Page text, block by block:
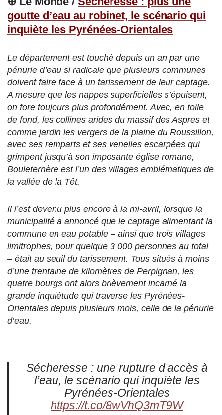
goutte d’eau au robinet, le scénario qui
inquiète les Pyrénées-Orientales
Le département est touché depuis un an par une
pénurie d’eau si radicale que plusieurs communes
doivent faire face à un tarissement de leur captage.
A mesure que les nappes superficielles s’épuisent,
on fore toujours plus profondément. Avec, en toile
de fond, les collines arides du massif des Aspres et
comme jardin les vergers de la plaine du Roussillon,
avec ses remparts et ses venelles escarpées qui
grimpent jusqu’à son imposante église romane,
Bouleternère est l’un des villages emblématiques de
la vallée de la Têt.
Il l’est devenu plus encore à la mi-avril, lorsque la
municipalité a annoncé que le captage alimentant la
commune en eau potable – ainsi que trois villages
limitrophes, pour quelque 3 000 personnes au total
– était au seuil du tarissement. Tous situés à moins
d’une trentaine de kilomètres de Perpignan, les
quatre bourgs ont alors brièvement incarné la
grande inquiétude qui traverse les Pyrénées-
Orientales depuis plusieurs mois, celle de la pénurie
d’eau.
Sécheresse : une rupture d’accès à
l’eau, le scénario qui inquiète les
Pyrénées-Orientales
https://t.co/8wVhQ3mT9W